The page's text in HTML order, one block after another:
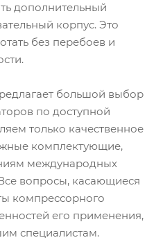
дополнительный
корпус. Это
без перебоев и
большой выбор
по доступной
только качественное
комплектующие,
международных
вопросы, касающиеся
компрессорного
его применения,
специалистам.